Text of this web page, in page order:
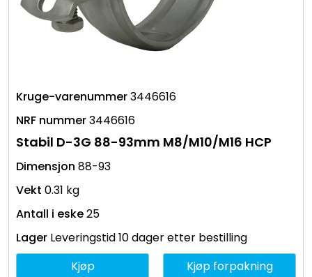
3446616
3446616
Stabil D-3G 88-93mm M8/M10/M16 HCP
88-93
0.31 kg
25
Leveringstid 10 dager etter bestilling
Kjøp Kjøp forpakning